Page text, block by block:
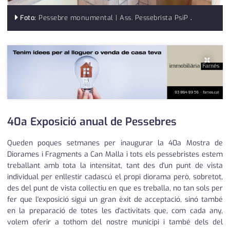
promo serveis
reportatge
salut
societat
successos
urbanisme
editorial
Foto: Pessebre monumental | Ass. Pessebrista PsiP .
×
40a Exposició anual de Pessebres
Queden poques setmanes per inaugurar la 40a Mostra de
Diorames i Fragments a Can Malla i tots els pessebristes estem
treballant amb tota la intensitat, tant des d'un punt de vista
individual per enllestir cadascú el propi diorama però, sobretot,
des del punt de vista col·lectiu en que es treballa, no tan sols per
fer que l'exposició sigui un gran èxit de acceptació, sinó també
en la preparació de totes les d'activitats que, com cada any,
volem oferir a tothom del nostre municipi i també dels del